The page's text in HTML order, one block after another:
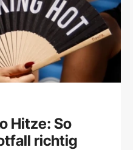
Hitze: So
richtig